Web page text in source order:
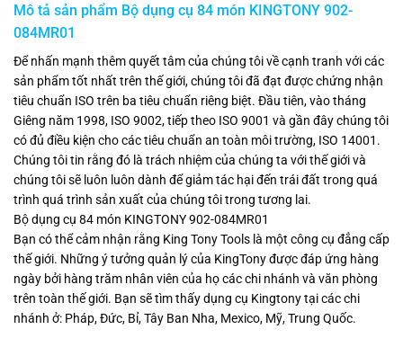
Mô tả sản phẩm Bộ dụng cụ 84 món KINGTONY 902-
084MR01
Để nhấn mạnh thêm quyết tâm của chúng tôi về cạnh tranh với các
sản phẩm tốt nhất trên thế giới, chúng tôi đã đạt được chứng nhận
tiêu chuẩn ISO trên ba tiêu chuẩn riêng biệt. Đầu tiên, vào tháng
Giêng năm 1998, ISO 9002, tiếp theo ISO 9001 và gần đây chúng tôi
có đủ điều kiện cho các tiêu chuẩn an toàn môi trường, ISO 14001.
Chúng tôi tin rằng đó là trách nhiệm của chúng ta với thế giới và
chúng tôi sẽ luôn luôn dành để giảm tác hại đến trái đất trong quá
trình quá trình sản xuất của chúng tôi trong tương lai.
Bộ dụng cụ 84 món KINGTONY 902-084MR01
Bạn có thể cảm nhận rằng King Tony Tools là một công cụ đẳng cấp
thế giới. Những ý tưởng quản lý của KingTony được đáp ứng hàng
ngày bởi hàng trăm nhân viên của họ các chi nhánh và văn phòng
trên toàn thế giới. Bạn sẽ tìm thấy dụng cụ Kingtony tại các chi
nhánh ở: Pháp, Đức, Bỉ, Tây Ban Nha, Mexico, Mỹ, Trung Quốc.